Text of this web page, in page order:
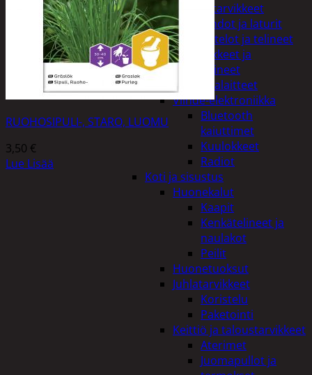
Puhelintarvikkeet
Johdot ja laturit
Kotelot ja telineet
Tv-tarvikkeet ja
seinätelineet
Varavirtalaitteet
Viihde-elektroniikka
Bluetooth
kaiuttimet
Kuulokkeet
Radiot
Koti ja sisustus
Huonekalut
Kaapit
Kenkätelineet ja
naulakot
Peilit
Huonetuoksut
Juhlatarvikkeet
Koristelu
Paketointi
Keittiö ja taloustarvikkeet
Aterimet
Juomapullot ja
RUOHOSIPULI-, STARO, LUOMU
3,50 €
Lue Lisää